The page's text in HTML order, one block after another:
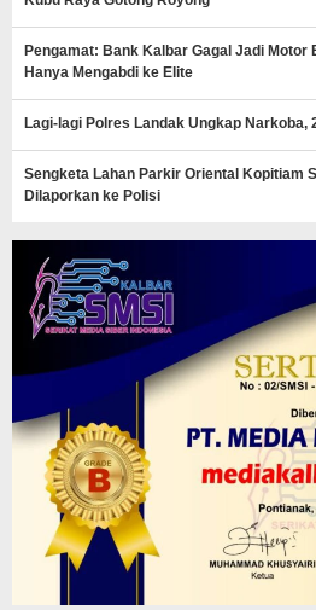
Pengamat: Bank Kalbar Gagal Jadi Motor
Hanya Mengabdi ke Elite
Lagi-lagi Polres Landak Ungkap Narkoba,
Sengketa Lahan Parkir Oriental Kopitiam
Dilaporkan ke Polisi